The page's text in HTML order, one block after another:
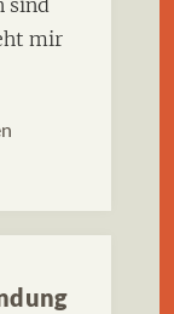
sind
mir